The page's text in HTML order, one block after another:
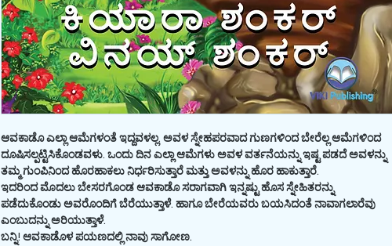
ಆವಕಾಡೊ ಎಲ್ಲಾ ಆಮೆಗಳಂತೆ ಇದ್ದವಳಲ್ಲ. ಅವಳ ಸ್ನೇಹಪರವಾದ ಗುಣಗಳಿಂದ ಬೇರೆಲ್ಲ ಆಮೆಗಳಿಂದ
ದೂಷಿಸಲ್ಪಟ್ಟಿಸಿಕೊಂಡವಳು. ಒಂದು ದಿನ ಎಲ್ಲಾ ಆಮೆಗಳು ಅವಳ ವರ್ತನೆಯನ್ನು ಇಷ್ಟ ಪಡದೆ ಅವಳನ್ನು
ತಮ್ಮ ಗುಂಪಿನಿಂದ ಹೊರಹಾಕಲು ನಿರ್ಧರಿಸುತ್ತಾರೆ ಮತ್ತು ಅವಳನ್ನು ಹೊರ ಹಾಕುತ್ತಾರೆ.
ಇದರಿಂದ ಮೊದಲು ಬೇಸರಗೊಂಡ ಆವಕಾಡೊ ಸರಾಗವಾಗಿ ಇನ್ನಷ್ಟು ಹೊಸ ಸ್ನೇಹಿತರನ್ನು
ಪಡೆದುಕೊಂಡು ಅವರೊಂದಿಗೆ ಬೆರೆಯುತ್ತಾಳೆ. ಹಾಗೂ ಬೇರೆಯವರು ಬಯಸಿದಂತೆ ನಾವಾಗಲಾರೆವು
ಎಂಬುದನ್ನು ಅರಿಯುತ್ತಾಳೆ.
ಬನ್ನಿ! ಆವಕಾಡೊಳ ಪಯಣದಲ್ಲಿ ನಾವು ಸಾಗೋಣ.